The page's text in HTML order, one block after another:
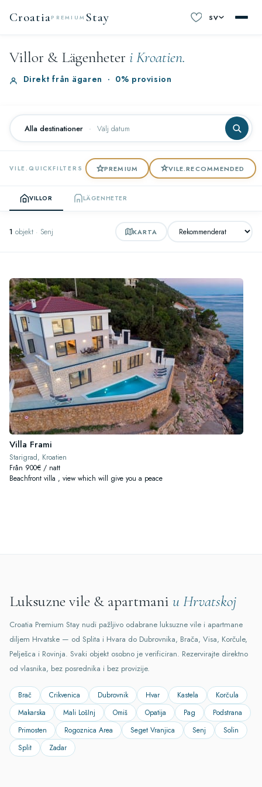
CroatiaPREMIUM Stay SV
Villor & Lägenheter i Kroatien.
Direkt från ägaren · 0% provision
Alla destinationer · Välj datum
VILE.QUICKFILTERS PREMIUM VILE.RECOMMENDED
VILLOR LÄGENHETER
1 objekt · Senj KARTA
Villa Frami
Starigrad, Kroatien
Från 900€ / natt
Beachfront villa , view which will give you a peace
Luksuzne vile & apartmani u Hrvatskoj
Croatia Premium Stay nudi pažljivo odabrane luksuzne vile i apartmane
diljem Hrvatske — od Splita i Hvara do Dubrovnika, Brača, Visa, Korčule,
Pelješca i Rovinja. Svaki objekt osobno je verificiran. Rezervirajte direktno
od vlasnika, bez posrednika i bez provizije.
Brač Crikvenica Dubrovnik Hvar Kastela
Korčula
Makarska
Mali LošInj Omiš Opatija Pag
Podstrana
Primosten
Rogoznica Area Seget Vranjica Senj
Solin
Split
Zadar